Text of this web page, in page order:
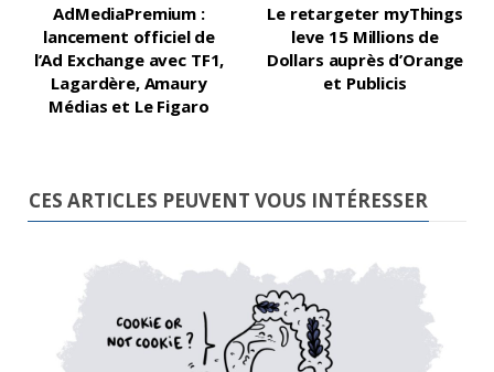
AdMediaPremium :
lancement officiel de
l’Ad Exchange avec TF1,
Lagardère, Amaury
Médias et Le Figaro
Le retargeter myThings
leve 15 Millions de
Dollars auprès d’Orange
et Publicis
CES ARTICLES PEUVENT VOUS INTÉRESSER